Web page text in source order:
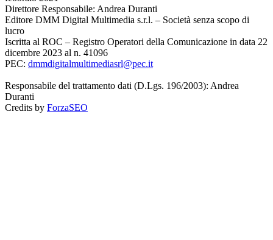
Direttore Responsabile: Andrea Duranti
Editore DMM Digital Multimedia s.r.l. – Società senza scopo di
lucro
Iscritta al ROC – Registro Operatori della Comunicazione in data 22
dicembre 2023 al n. 41096
PEC: dmmdigitalmultimediasrl@pec.it
Responsabile del trattamento dati (D.Lgs. 196/2003): Andrea
Duranti
Credits by ForzaSEO